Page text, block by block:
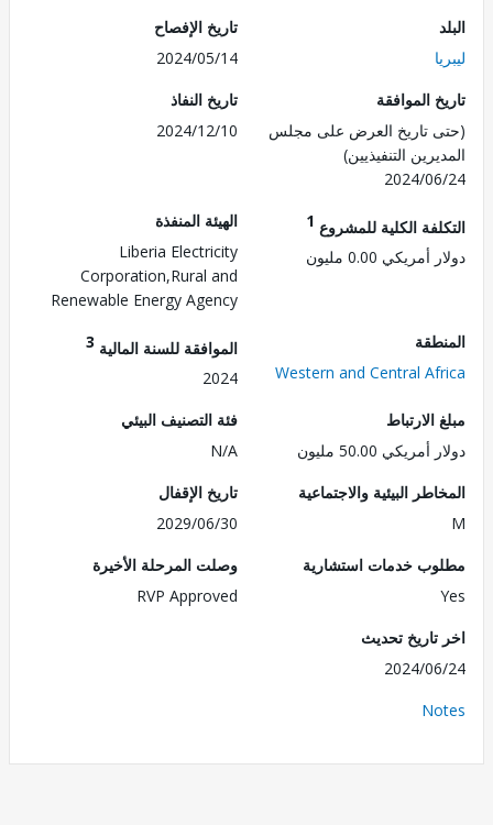
تاريخ الإفصاح
2024/05/14
الموافقة
تاريخ العرض على مجلس
التنفيذيين)
2024/
تاريخ النفاذ
2024/12/10
الكلية للمشروع1
0.00 مليون
الهيئة المنفذة
Liberia Electricity
Corporation,Rural and
Renewable Energy Agency
Western and Central
الموافقة للسنة المالية3
2024
50.00 مليون
فئة التصنيف البيئي
البيئية والاجتماعية
تاريخ الإقفال
2029/06/30
خدمات استشارية
وصلت المرحلة الأخيرة
RVP Approved
تحديث
2024/